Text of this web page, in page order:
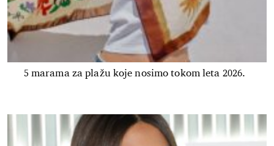
5 marama za plažu koje nosimo tokom leta 2026.